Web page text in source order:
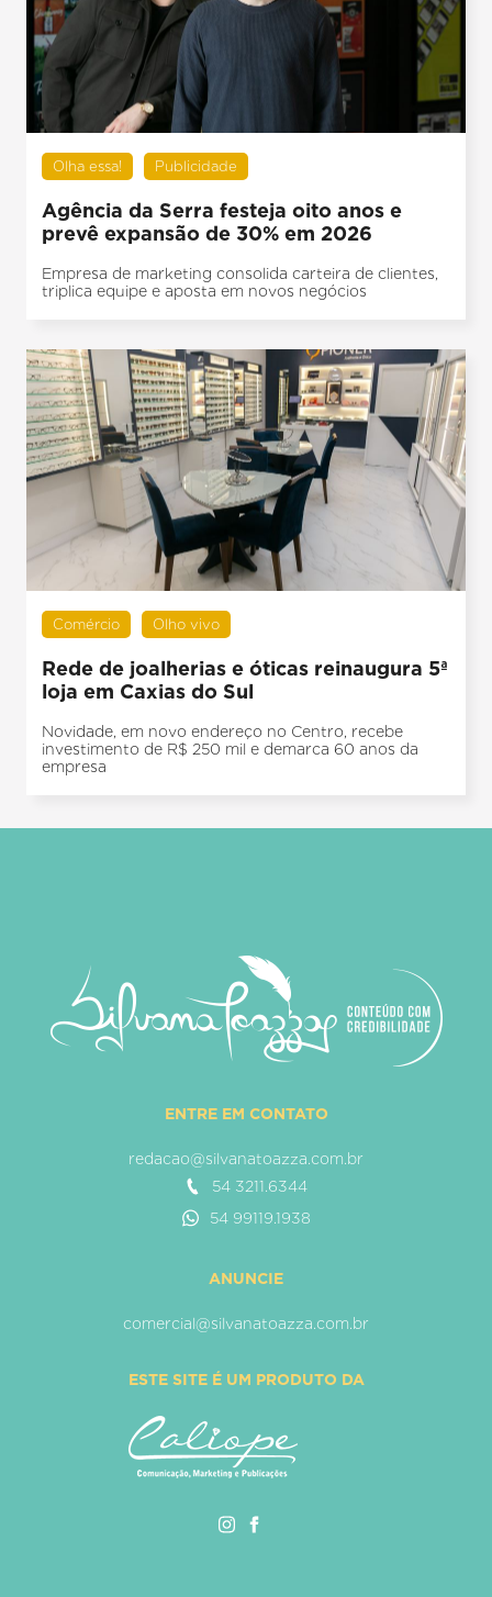
Olha essa! Publicidade
Agência da Serra festeja oito anos e
prevê expansão de 30% em 2026
Empresa de marketing consolida carteira de clientes,
triplica equipe e aposta em novos negócios
Comércio Olho vivo
Rede de joalherias e óticas reinaugura 5ª
loja em Caxias do Sul
Novidade, em novo endereço no Centro, recebe
investimento de R$ 250 mil e demarca 60 anos da
empresa
ENTRE EM CONTATO
redacao@silvanatoazza.com.br
54 3211.6344
54 99119.1938
ANUNCIE
comercial@silvanatoazza.com.br
ESTE SITE É UM PRODUTO DA